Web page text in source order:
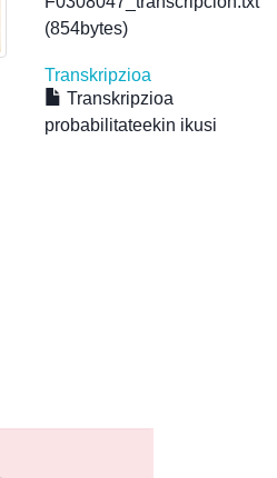
(854bytes)
Transkripzioa
Transkripzioa
probabilitateekin ikusi